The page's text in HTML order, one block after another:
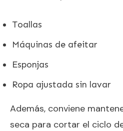
Toallas
Máquinas de afeitar
Esponjas
Ropa ajustada sin lavar
Además, conviene
seca para cortar el ciclo